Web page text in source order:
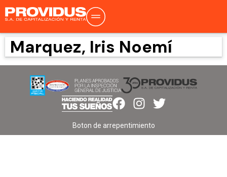
Marquez, Iris Noemí
Boton de arrepentimiento